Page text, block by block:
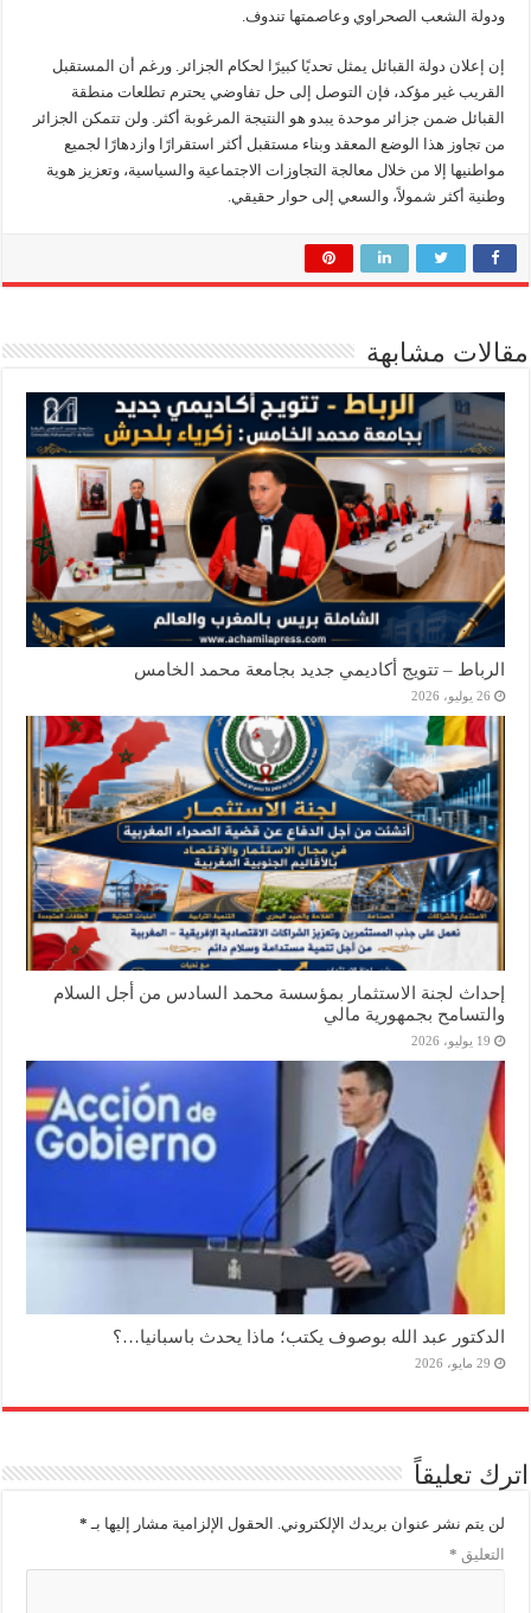
ودولة الشعب الصحراوي وعاصمتها تندوف.
إن إعلان دولة القبائل يمثل تحديًا كبيرًا لحكام الجزائر. ورغم أن المستقبل
القريب غير مؤكد، فإن التوصل إلى حل تفاوضي يحترم تطلعات منطقة
القبائل ضمن جزائر موحدة يبدو هو النتيجة المرغوبة أكثر. ولن تتمكن الجزائر
من تجاوز هذا الوضع المعقد وبناء مستقبل أكثر استقرارًا وازدهارًا لجميع
مواطنيها إلا من خلال معالجة التجاوزات الاجتماعية والسياسية، وتعزيز هوية
وطنية أكثر شمولاً، والسعي إلى حوار حقيقي.
مقالات مشابهة
الرباط – تتويج أكاديمي جديد بجامعة محمد الخامس
26 يوليو، 2026
إحداث لجنة الاستثمار بمؤسسة محمد السادس من أجل السلام
والتسامح بجمهورية مالي
19 يوليو، 2026
الدكتور عبد الله بوصوف يكتب؛ ماذا يحدث باسبانيا…؟
29 مايو، 2026
اترك تعليقاً
لن يتم نشر عنوان بريدك الإلكتروني. الحقول الإلزامية مشار إليها بـ *
التعليق *